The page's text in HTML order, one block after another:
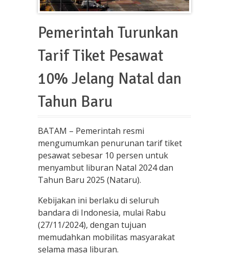
Pemerintah Turunkan
Tarif Tiket Pesawat
10% Jelang Natal dan
Tahun Baru
BATAM – Pemerintah resmi
mengumumkan penurunan tarif tiket
pesawat sebesar 10 persen untuk
menyambut liburan Natal 2024 dan
Tahun Baru 2025 (Nataru).
Kebijakan ini berlaku di seluruh
bandara di Indonesia, mulai Rabu
(27/11/2024), dengan tujuan
memudahkan mobilitas masyarakat
selama masa liburan.